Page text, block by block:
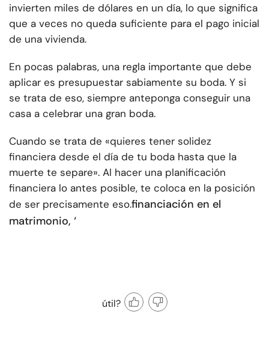
invierten miles de dólares en un día, lo que significa
que a veces no queda suficiente para el pago inicial
de una vivienda.
En pocas palabras, una regla importante que debe
aplicar es presupuestar sabiamente su boda. Y si
se trata de eso, siempre anteponga conseguir una
casa a celebrar una gran boda.
Cuando se trata de «quieres tener solidez
financiera desde el día de tu boda hasta que la
muerte te separe». Al hacer una planificación
financiera lo antes posible, te coloca en la posición
de ser precisamente eso.financiación en el
matrimonio, ‘
útil?